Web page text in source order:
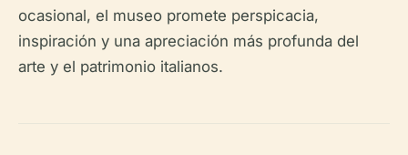
ocasional, el museo promete perspicacia,
inspiración y una apreciación más profunda del
arte y el patrimonio italianos.